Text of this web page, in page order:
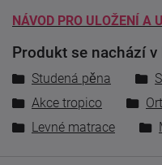
NÁVOD PRO ULOŽENÍ A
Produkt se nachází
Studená pěna
Akce tropico
Levné matrace